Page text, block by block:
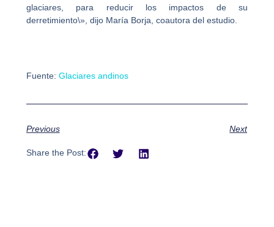
glaciares, para reducir los impactos de su
derretimiento\», dijo María Borja, coautora del estudio.
Fuente: Glaciares andinos
Previous Next
Share the Post: